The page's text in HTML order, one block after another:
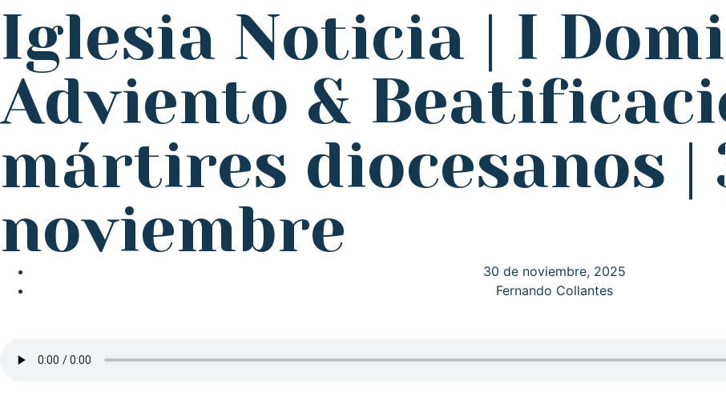
Iglesia Noticia | I
Adviento &
mártires diocesanos |
noviembre
30 de noviembre, 2025
Fernando Collantes